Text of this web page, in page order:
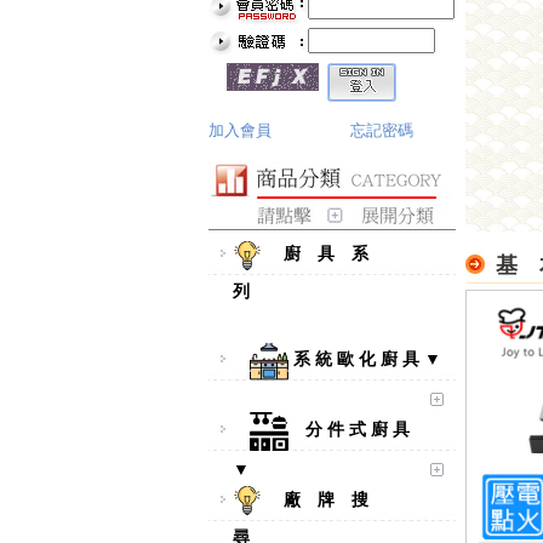
加入會員 忘記密碼
廚 具 系
列
系 統 歐 化 廚 具 ▼
分 件 式 廚 具
▼
廠 牌 搜
尋
基